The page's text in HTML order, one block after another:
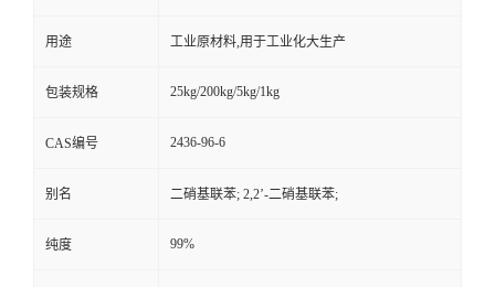
用途 工业原材料,用于工业化大生产
包装规格 25kg/200kg/5kg/1kg
CAS编号 2436-96-6
别名 二硝基联苯; 2,2’-二硝基联苯;
纯度 99%